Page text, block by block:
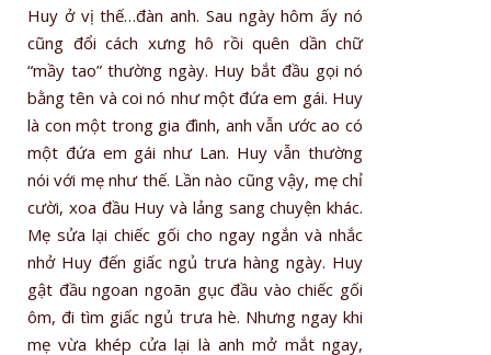
Huy ở vị thế…đàn anh. Sau ngày hôm ấy nó
cũng đổi cách xưng hô rồi quên dần chữ
“mầy tao” thường ngày. Huy bắt đầu gọi nó
bằng tên và coi nó như một đứa em gái. Huy
là con một trong gia đình, anh vẫn ước ao có
một đứa em gái như Lan. Huy vẫn thường
nói với mẹ như thế. Lần nào cũng vậy, mẹ chỉ
cười, xoa đầu Huy và lảng sang chuyện khác.
Mẹ sửa lại chiếc gối cho ngay ngắn và nhắc
nhở Huy đến giấc ngủ trưa hàng ngày. Huy
gật đầu ngoan ngoãn gục đầu vào chiếc gối
ôm, đi tìm giấc ngủ trưa hè. Nhưng ngay khi
mẹ vừa khép cửa lại là anh mở mắt ngay,